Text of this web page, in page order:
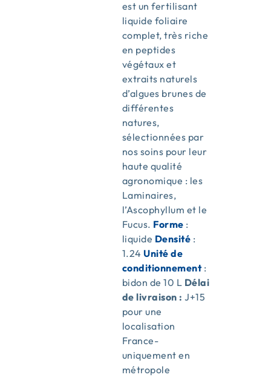
est un fertilisant
liquide foliaire
complet, très riche
en peptides
végétaux et
extraits naturels
d’algues brunes de
différentes
natures,
sélectionnées par
nos soins pour leur
haute qualité
agronomique : les
Laminaires,
l’Ascophyllum et le
Fucus. Forme :
liquide Densité :
1.24Unité de
conditionnement:
bidon de 10 L Délai
de livraison : J+15
pour une
localisation
France-
uniquement en
métropole